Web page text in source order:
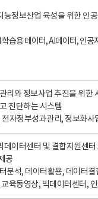
정보산업 육성을 위한 인
습용 데이터, AI데이터, 인공
리와 정보사업 추진을 위한
진단하는 시스템
자정부성과관리, 정보화사
이터센터 및 결합지원센
공
분석, 데이터활용, 데이터
육동영상, 빅데이터센터,